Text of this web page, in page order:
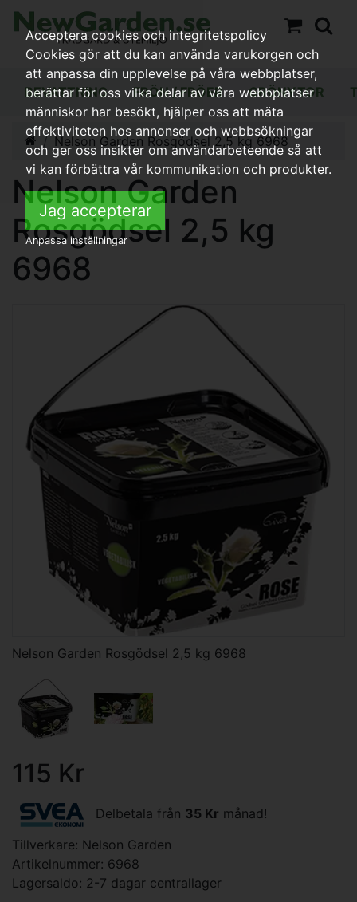
BEVATTNING FRÖN / FRÖER GRÖNYTOR
Nelson Garden Rosgödsel 2,5 kg 6968
Nelson Garden
Rosgödsel 2,5 kg
6968
Nelson Garden Rosgödsel 2,5 kg 6968
115 Kr
Delbetala från 35 Kr månad!
Tillverkare: Nelson Garden
Artikelnummer: 6968
Lagersaldo: 2-7 dagar centrallager
Acceptera cookies och integritetspolicy
Cookies gör att du kan använda varukorgen och
att anpassa din upplevelse på våra webbplatser,
berättar för oss vilka delar av våra webbplatser
människor har besökt, hjälper oss att mäta
effektiviteten hos annonser och webbsökningar
och ger oss insikter om användarbeteende så att
vi kan förbättra vår kommunikation och produkter.
Jag accepterar
Anpassa inställningar